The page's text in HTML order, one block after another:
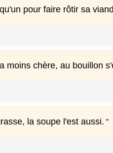
pour faire rôtir sa
moins chère, au bouillon
la soupe l'est aussi.